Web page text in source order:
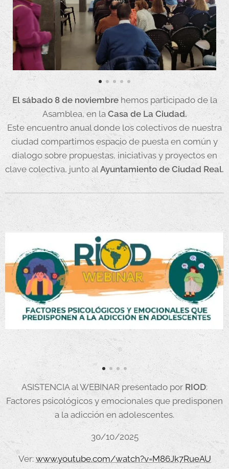
El sábado 8 de noviembrehemos participado de la
Asamblea, en la Casa de La Ciudad.
Este encuentro anual donde los colectivos de nuestra
ciudad compartimos espacio de puesta en común y
dialogo sobre propuestas, iniciativas y proyectos en
clave colectiva, junto alAyuntamiento de Ciudad Real.
ASISTENCIA al WEBINAR presentado por RIOD:
Factores psicológicos y emocionales que predisponen
a la adicción en adolescentes.
30/10/2025
Ver: www.youtube.com/watch?v=M86Jk7RueAU